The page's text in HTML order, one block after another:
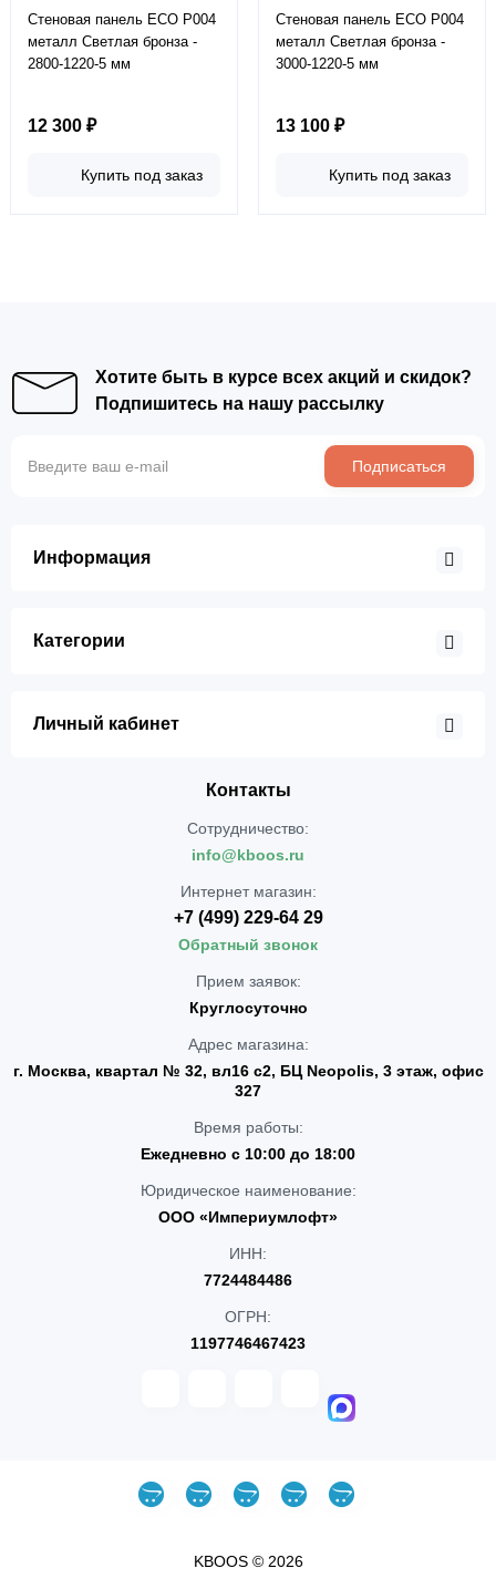
Стеновая панель ECO P004
металл Светлая бронза -
2800-1220-5 мм
12 300 ₽
Купить под заказ
Стеновая панель ECO P004
металл Светлая бронза -
3000-1220-5 мм
13 100 ₽
Купить под заказ
Хотите быть в курсе всех акций и скидок?
Подпишитесь на нашу рассылку
Подписаться
Информация
Категории
Личный кабинет
Контакты
Сотрудничество:
info@kboos.ru
Интернет магазин:
+7 (499) 229-64 29
Обратный звонок
Прием заявок:
Круглосуточно
Адрес магазина:
г. Москва, квартал № 32, вл16 с2, БЦ Neopolis, 3 этаж, офис
327
Время работы:
Ежедневно с 10:00 до 18:00
Юридическое наименование:
ООО «Империумлофт»
ИНН:
7724484486
ОГРН:
1197746467423
KBOOS © 2026